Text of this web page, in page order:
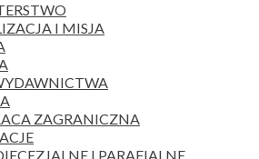
I MISJA
ZAGRANICZNA
I PARAFIALNE